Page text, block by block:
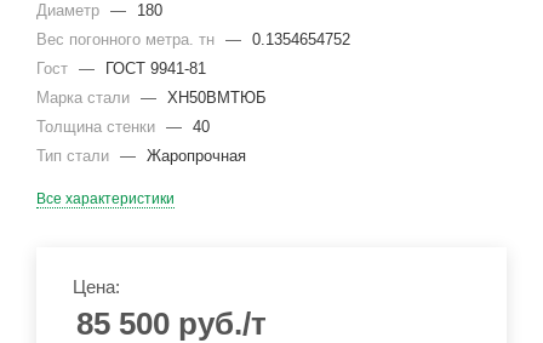
Диаметр —
180
Вес погонного метра. тн — 0.1354654752
Гост —
ГОСТ 9941-81
Марка стали — ХН50ВМТЮБ
Толщина стенки — 40
Тип стали — Жаропрочная
Все характеристики
Цена:
85 500 руб./т